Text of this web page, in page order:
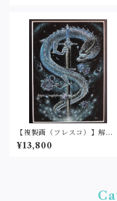
【複製画（フレスコ）】解放
(２L判サイズ)
¥13,800